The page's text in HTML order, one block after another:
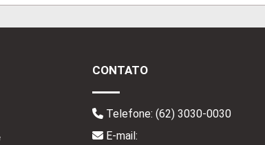
CONTATO
Telefone: (62) 3030-0030
E-mail: